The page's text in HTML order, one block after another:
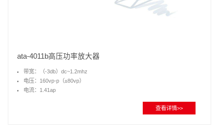
ata-4011b高压功率放大器
带宽：（-3db）dc~1.2mhz
电压：160vp-p（±80vp）
电流：1.41ap
查看详情>>